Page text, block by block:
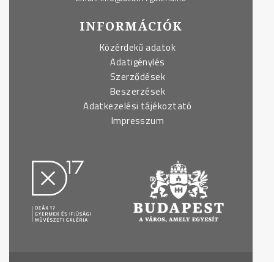
INFORMÁCIÓK
Közérdekű adatok
Adatigénylés
Szerződések
Beszerzések
Adatkezelési tájékoztató
Impresszum